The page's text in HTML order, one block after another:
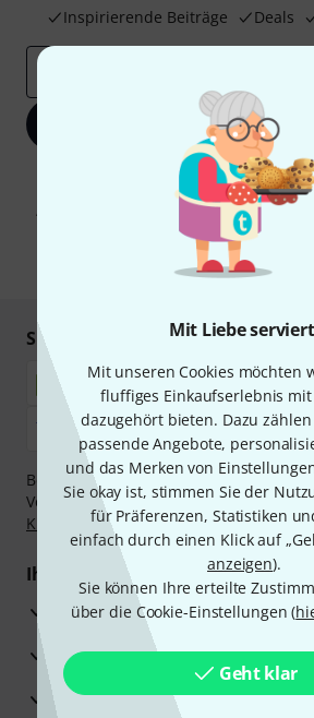
Mit Liebe
Mit unseren Cookies möchten
fluffiges Einkaufserlebnis
dazugehört bieten. Dazu
passende Angebote,
und das Merken von
Sie okay ist, stimmen Sie der
für Präferenzen, Statistiken
einfach durch einen Klick auf
anzeigen).
Sie können Ihre erteilte
über die Cookie-Einstellungen (
Geht klar
Inspirierende Beiträge
Deals
Jetzt anmelden
Mit Klick auf „Jetzt anmelden“ stimmen Sie
Werbung und einer Messung des E-Mail-
Abmeldung ist jederzeit möglich. Weitere
unseren
* Pflichtfeld
Sicher einkaufen & bezahlen
Bezahlen Sie vertraulich und sicher
Vorkasse, PayPal, Amazon Pay,Klarna
Klarna Ratenzahlungoder Kreditkarte.
Ihre Vorteile
3 Jahre Thomann Garantie
30 Tage Money-Back-Garantie
Reparaturservice